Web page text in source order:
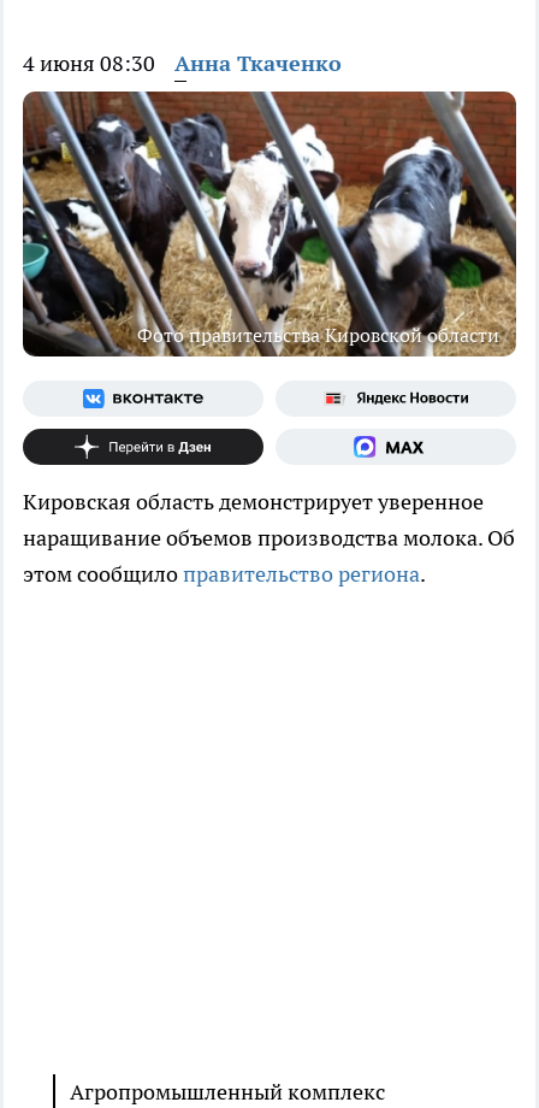
4 июня 08:30 Анна Ткаченко
Фото правительства Кировской области
Кировская область демонстрирует уверенное
наращивание объемов производства молока. Об
этом сообщилоправительство региона.
Агропромышленный комплекс